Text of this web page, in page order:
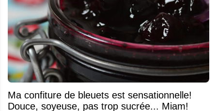
Ma confiture de bleuets est sensationnelle!
Douce, soyeuse, pas trop sucrée... Miam!